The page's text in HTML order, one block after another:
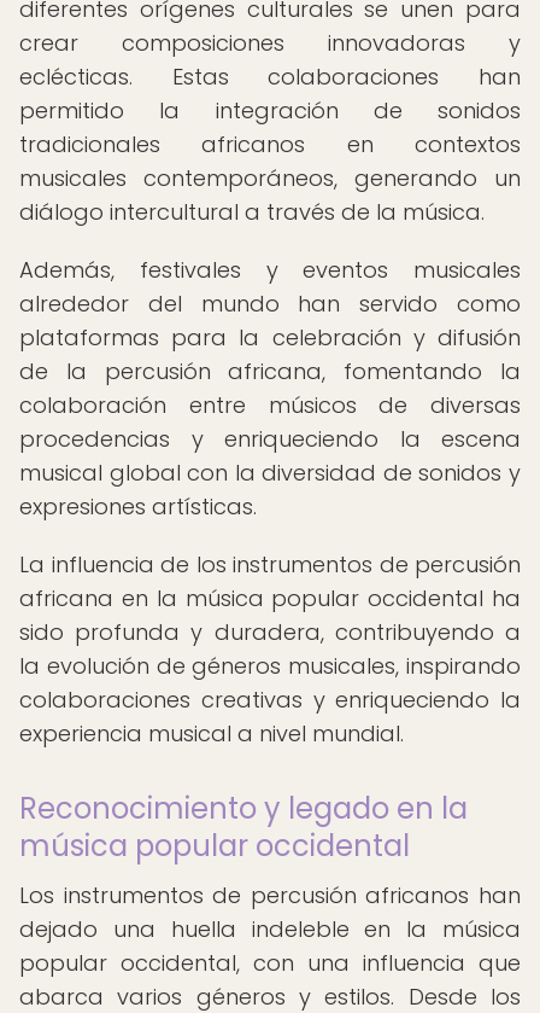
diferentes orígenes culturales se unen para
crear composiciones innovadoras y
eclécticas. Estas colaboraciones han
permitido la integración de sonidos
tradicionales africanos en contextos
musicales contemporáneos, generando un
diálogo intercultural a través de la música.
Además, festivales y eventos musicales
alrededor del mundo han servido como
plataformas para la celebración y difusión
de la percusión africana, fomentando la
colaboración entre músicos de diversas
procedencias y enriqueciendo la escena
musical global con la diversidad de sonidos y
expresiones artísticas.
La influencia de los instrumentos de percusión
africana en la música popular occidental ha
sido profunda y duradera, contribuyendo a
la evolución de géneros musicales, inspirando
colaboraciones creativas y enriqueciendo la
experiencia musical a nivel mundial.
Reconocimiento y legado en la
música popular occidental
Los instrumentos de percusión africanos han
dejado una huella indeleble en la música
popular occidental, con una influencia que
abarca varios géneros y estilos. Desde los